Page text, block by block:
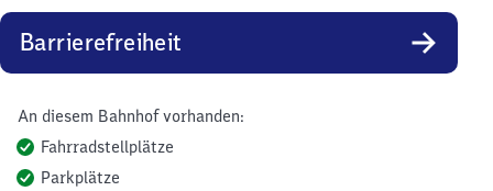
Barrierefreiheit
An diesem Bahnhof vorhanden:
Fahrradstellplätze
Parkplätze